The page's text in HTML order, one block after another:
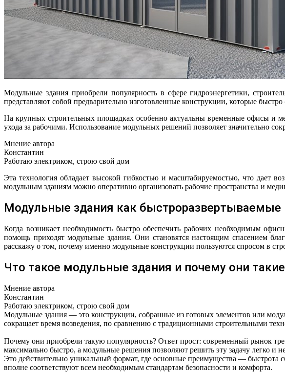
Модульные здания приобрели популярность в сфере гидроэнергетики, строительства и промышленности в связи с их высокой мобильностью и возможностью быстрой установки. Они
представляют собой предварительно изготовленные конструкции, которые
На крупных строительных площадках особенно актуальны временные офисы и
ухода за рабочими. Использование модульных решений позволяет значительно
Мнение автора
Константин
Работаю электриком, строю свой дом
Эта технология обладает высокой гибкостью и масштабируемостью, что дает
модульным зданиям можно оперативно организовать рабочие пространства и
Модульные здания как
Когда возникает необходимость быстро обеспечить рабочих необходимым
помощь приходят модульные здания. Они становятся настоящим спасением
расскажу о том, почему именно модульные конструкции пользуются спросом в
Что такое модульные здания и почему они
Мнение автора
Константин
Работаю электриком, строю свой дом
Модульные здания — это конструкции, собранные из готовых элементов или
сокращает время возведения, по сравнению с традиционными строительными
Почему они приобрели такую популярность? Ответ прост: современный рынок
максимально быстро, а модульные решения позволяют решить эту задачу легко и
Это действительно уникальный формат, где основные преимущества — быстрота
вполне соответствуют всем необходимым стандартам безопасности и комфорта.